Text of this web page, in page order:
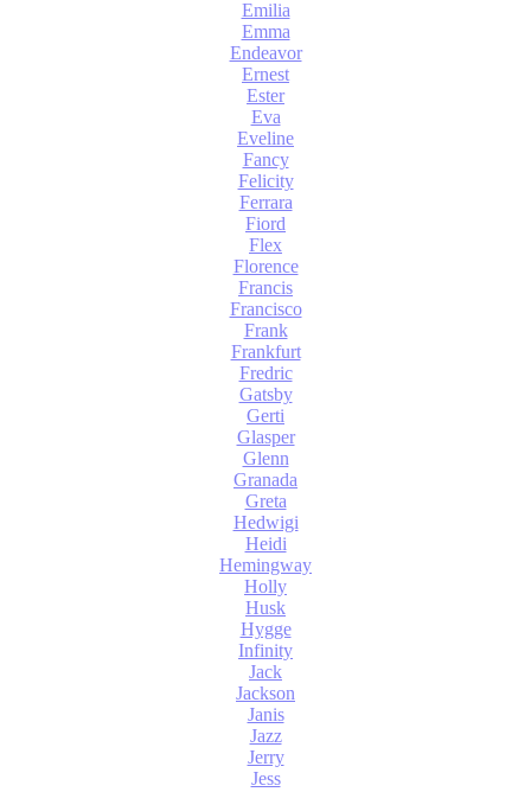
Emilia
Emma
Endeavor
Ernest
Ester
Eva
Eveline
Fancy
Felicity
Ferrara
Fiord
Flex
Florence
Francis
Francisco
Frank
Frankfurt
Fredric
Gatsby
Gerti
Glasper
Glenn
Granada
Greta
Hedwigi
Heidi
Hemingway
Holly
Husk
Hygge
Infinity
Jack
Jackson
Janis
Jazz
Jerry
Jess